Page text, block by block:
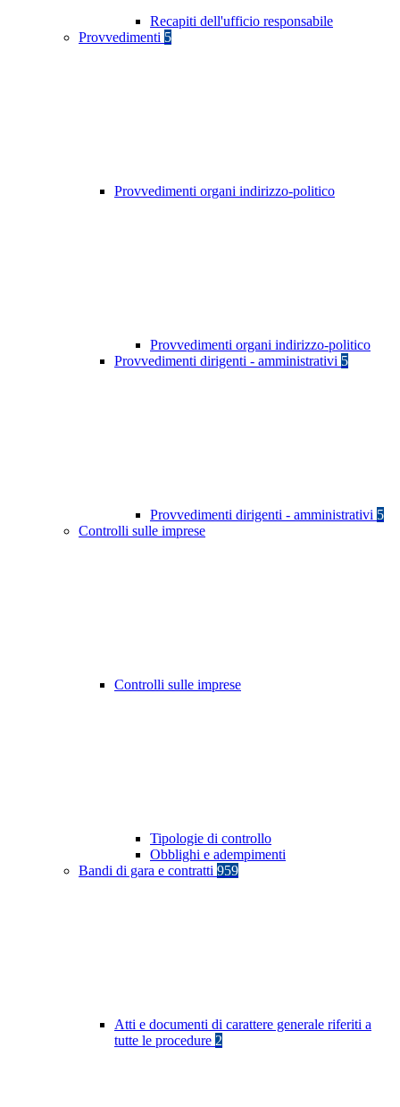
Recapiti dell'ufficio responsabile
Provvedimenti 5
Provvedimenti organi indirizzo-politico
Provvedimenti organi indirizzo-politico
Provvedimenti dirigenti - amministrativi 5
Provvedimenti dirigenti - amministrativi 5
Controlli sulle imprese
Controlli sulle imprese
Tipologie di controllo
Obblighi e adempimenti
Bandi di gara e contratti 959
Atti e documenti di carattere generale riferiti a
tutte le procedure 2